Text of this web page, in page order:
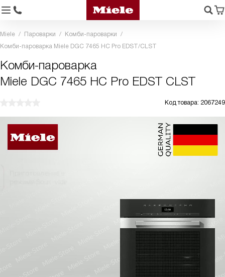
Miele Пароварки
Комби-пароварки
Комби-пароварка Miele DGC 7465 HC Pro EDST/CLST
Комби-пароварка
Miele DGC 7465 HC Pro EDST CLST
Код товара: 2067249